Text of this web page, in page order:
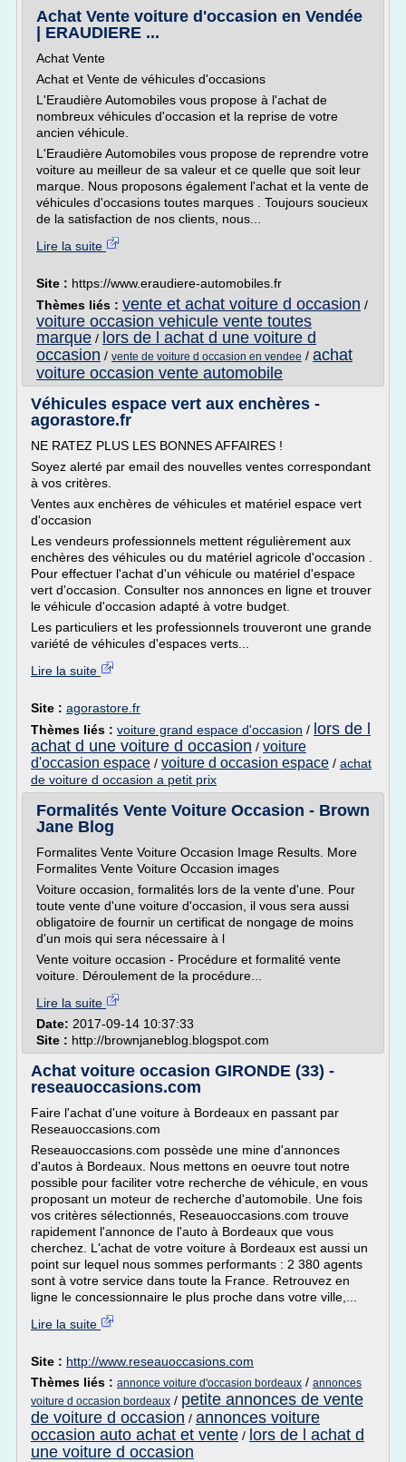
Achat Vente voiture d'occasion en Vendée
| ERAUDIERE ...
Achat Vente
Achat et Vente de véhicules d'occasions
L'Eraudière Automobiles vous propose à l'achat de
nombreux véhicules d'occasion et la reprise de votre
ancien véhicule.
L'Eraudière Automobiles vous propose de reprendre votre
voiture au meilleur de sa valeur et ce quelle que soit leur
marque. Nous proposons également l'achat et la vente de
véhicules d'occasions toutes marques . Toujours soucieux
de la satisfaction de nos clients, nous...
Lire la suite
Site : https://www.eraudiere-automobiles.fr
Thèmes liés : vente et achat voiture d occasion /
voiture occasion vehicule vente toutes
marque / lors de l achat d une voiture d
occasion / vente de voiture d occasion en vendee / achat
voiture occasion vente automobile
Véhicules espace vert aux enchères -
agorastore.fr
NE RATEZ PLUS LES BONNES AFFAIRES !
Soyez alerté par email des nouvelles ventes correspondant
à vos critères.
Ventes aux enchères de véhicules et matériel espace vert
d'occasion
Les vendeurs professionnels mettent régulièrement aux
enchères des véhicules ou du matériel agricole d'occasion .
Pour effectuer l'achat d'un véhicule ou matériel d'espace
vert d'occasion. Consulter nos annonces en ligne et trouver
le véhicule d'occasion adapté à votre budget.
Les particuliers et les professionnels trouveront une grande
variété de véhicules d'espaces verts...
Lire la suite
Site : agorastore.fr
Thèmes liés : voiture grand espace d'occasion / lors de l
achat d une voiture d occasion / voiture
d'occasion espace / voiture d occasion espace / achat
de voiture d occasion a petit prix
Formalités Vente Voiture Occasion - Brown
Jane Blog
Formalites Vente Voiture Occasion Image Results. More
Formalites Vente Voiture Occasion images
Voiture occasion, formalités lors de la vente d'une. Pour
toute vente d'une voiture d'occasion, il vous sera aussi
obligatoire de fournir un certificat de nongage de moins
d'un mois qui sera nécessaire à l
Vente voiture occasion - Procédure et formalité vente
voiture. Déroulement de la procédure...
Lire la suite
Date: 2017-09-14 10:37:33
Site : http://brownjaneblog.blogspot.com
Achat voiture occasion GIRONDE (33) -
reseauoccasions.com
Faire l'achat d'une voiture à Bordeaux en passant par
Reseauoccasions.com
Reseauoccasions.com possède une mine d'annonces
d'autos à Bordeaux. Nous mettons en oeuvre tout notre
possible pour faciliter votre recherche de véhicule, en vous
proposant un moteur de recherche d'automobile. Une fois
vos critères sélectionnés, Reseauoccasions.com trouve
rapidement l'annonce de l'auto à Bordeaux que vous
cherchez. L'achat de votre voiture à Bordeaux est aussi un
point sur lequel nous sommes performants : 2 380 agents
sont à votre service dans toute la France. Retrouvez en
ligne le concessionnaire le plus proche dans votre ville,...
Lire la suite
Site : http://www.reseauoccasions.com
Thèmes liés : annonce voiture d'occasion bordeaux / annonces
voiture d occasion bordeaux / petite annonces de vente
de voiture d occasion / annonces voiture
occasion auto achat et vente / lors de l achat d
une voiture d occasion